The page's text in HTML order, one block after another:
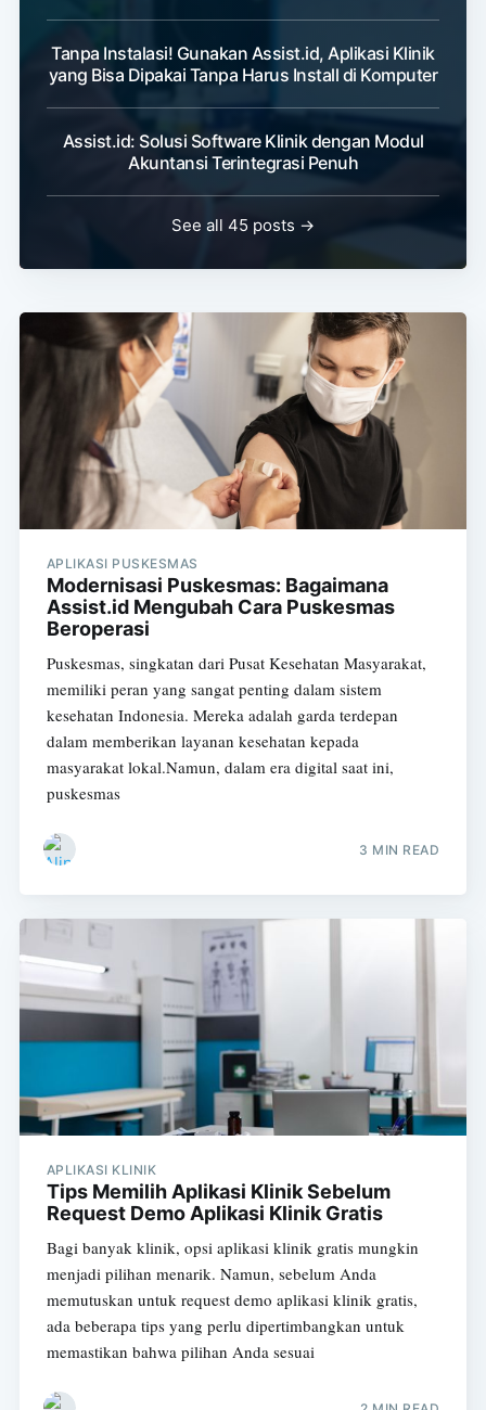
Tanpa Instalasi! Gunakan Assist.id, Aplikasi Klinik
yang Bisa Dipakai Tanpa Harus Install di Komputer
Assist.id: Solusi Software Klinik dengan Modul
Akuntansi Terintegrasi Penuh
See all 45 posts →
APLIKASI PUSKESMAS
Modernisasi Puskesmas: Bagaimana
Assist.id Mengubah Cara Puskesmas
Beroperasi
Puskesmas, singkatan dari Pusat Kesehatan Masyarakat,
memiliki peran yang sangat penting dalam sistem
kesehatan Indonesia. Mereka adalah garda terdepan
dalam memberikan layanan kesehatan kepada
masyarakat lokal.Namun, dalam era digital saat ini,
puskesmas
3 MIN READ
APLIKASI KLINIK
Tips Memilih Aplikasi Klinik Sebelum
Request Demo Aplikasi Klinik Gratis
Bagi banyak klinik, opsi aplikasi klinik gratis mungkin
menjadi pilihan menarik. Namun, sebelum Anda
memutuskan untuk request demo aplikasi klinik gratis,
ada beberapa tips yang perlu dipertimbangkan untuk
memastikan bahwa pilihan Anda sesuai